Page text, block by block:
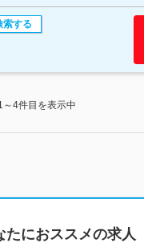
索する
～4件目を表示中
たにおススメの求人